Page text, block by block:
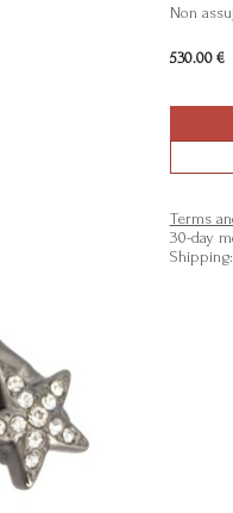
Non
530.00€
Terms
30-day